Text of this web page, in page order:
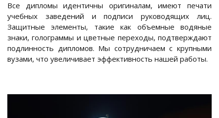
Все дипломы идентичны оригиналам, имеют печати
учебных заведений и подписи руководящих лиц.
Защитные элементы, такие как объемные водяные
знаки, голограммы и цветные переходы, подтверждают
подлинность дипломов. Мы сотрудничаем с крупными
вузами, что увеличивает эффективность нашей работы.